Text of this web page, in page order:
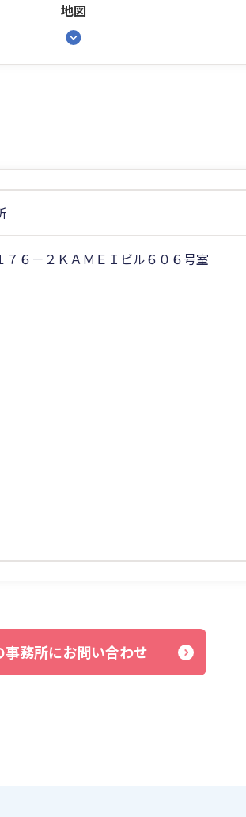
地図
６－２ＫＡＭＥＩビル６０６号室
事務所にお問い合わせ